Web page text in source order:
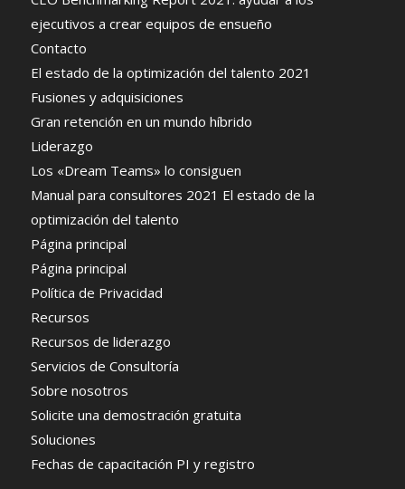
ejecutivos a crear equipos de ensueño
Contacto
El estado de la optimización del talento 2021
Fusiones y adquisiciones
Gran retención en un mundo híbrido
Liderazgo
Los «Dream Teams» lo consiguen
Manual para consultores 2021 El estado de la
optimización del talento
Página principal
Página principal
Política de Privacidad
Recursos
Recursos de liderazgo
Servicios de Consultoría
Sobre nosotros
Solicite una demostración gratuita
Soluciones
Fechas de capacitación PI y registro